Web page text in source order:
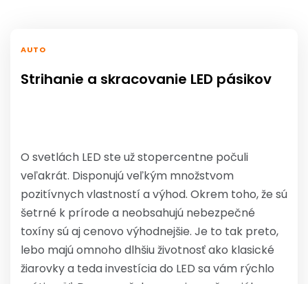
AUTO
Strihanie a skracovanie LED pásikov
O svetlách LED ste už stopercentne počuli
veľakrát. Disponujú veľkým množstvom
pozitívnych vlastností a výhod. Okrem toho, že sú
šetrné k prírode a neobsahujú nebezpečné
toxíny sú aj cenovo výhodnejšie. Je to tak preto,
lebo majú omnoho dlhšiu životnosť ako klasické
žiarovky a teda investícia do LED sa vám rýchlo